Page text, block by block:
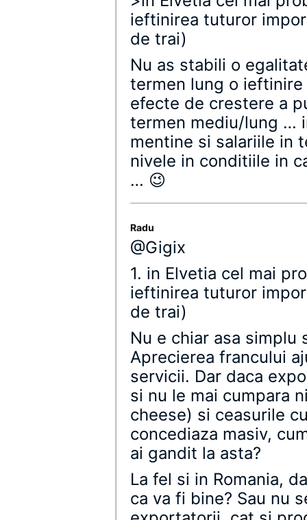
ieftinirea tuturor
de trai)
Nu as stabili o
termen lung o
efecte de crestere a
termen mediu/lung …
mentine si salariile in
nivele in conditiile in
… 😉
Radu
@Gigix
1. in Elvetia cel mai
ieftinirea tuturor
de trai)
Nu e chiar asa
Aprecierea francului
servicii. Dar daca
si nu le mai cumpara
cheese) si ceasurile
concediaza masiv,
ai gandit la asta?
La fel si in Romania,
ca va fi bine? Sau nu